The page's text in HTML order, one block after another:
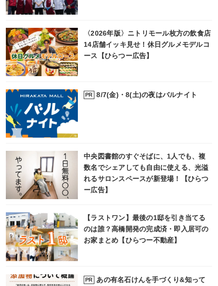
〈2026年版〉ニトリモール枚方の飲食店
14店舗イッキ見せ！休日グルメモデルコ
ース【ひらつー広告】
PR 8/7(金)・8(土)の夜はバルナイト
中央図書館のすぐそばに、1人でも、複
数名でシェアしても自由に使える、光溢
れるサロンスペースが新登場！【ひらつ
ー広告】
【ラストワン】最後の1邸を引き当てる
のは誰？高橋開発の完成済・即入居可の
お家まとめ【ひらつー不動産】
PR
あの有名石けんを手づくり&知って